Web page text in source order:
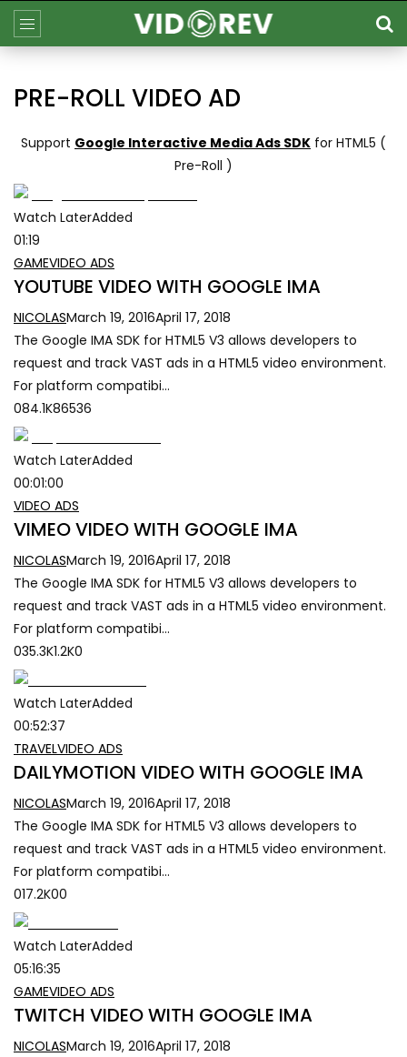
PRE-ROLL VIDEO AD
Support Google Interactive Media Ads SDK for HTML5 (
Pre-Roll )
Watch LaterAdded
01:19
GAMEVIDEO ADS
YOUTUBE VIDEO WITH GOOGLE IMA
NICOLASMarch 19, 2016April 17, 2018
The Google IMA SDK for HTML5 V3 allows developers to
request and track VAST ads in a HTML5 video environment.
For platform compatibi…
084.1K86536
Watch LaterAdded
00:01:00
VIDEO ADS
VIMEO VIDEO WITH GOOGLE IMA
NICOLASMarch 19, 2016April 17, 2018
The Google IMA SDK for HTML5 V3 allows developers to
request and track VAST ads in a HTML5 video environment.
For platform compatibi…
035.3K1.2K0
Watch LaterAdded
00:52:37
TRAVELVIDEO ADS
DAILYMOTION VIDEO WITH GOOGLE IMA
NICOLASMarch 19, 2016April 17, 2018
The Google IMA SDK for HTML5 V3 allows developers to
request and track VAST ads in a HTML5 video environment.
For platform compatibi…
017.2K00
Watch LaterAdded
05:16:35
GAMEVIDEO ADS
TWITCH VIDEO WITH GOOGLE IMA
NICOLASMarch 19, 2016April 17, 2018